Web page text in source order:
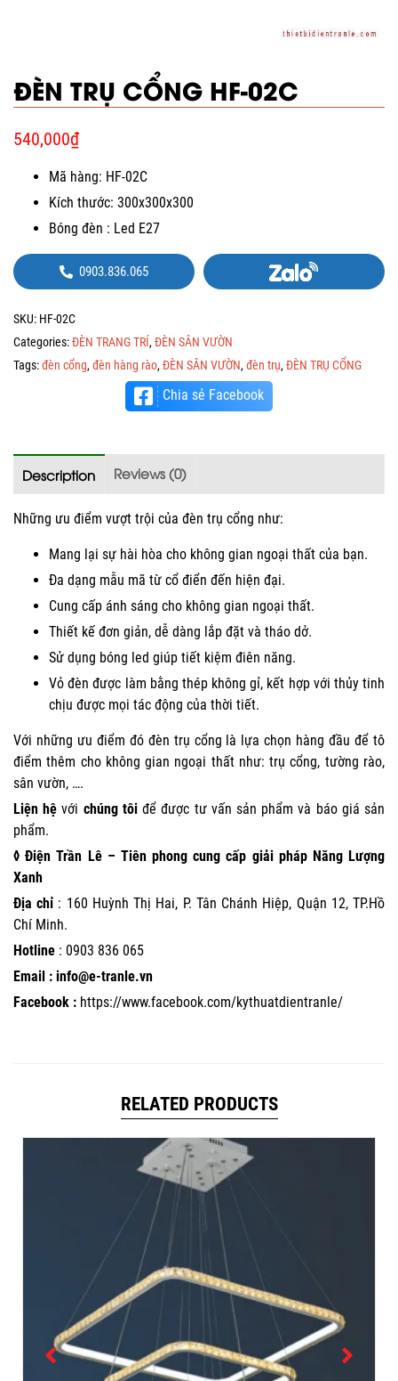
ĐÈN TRỤ CỔNG HF-02C
540,000₫
Mã hàng: HF-02C
Kích thước: 300x300x300
Bóng đèn : Led E27
0903.836.065
SKU: HF-02C
Categories:ĐÈN TRANG TRÍ, ĐÈN SÂN VƯỜN
Tags:đèn cổng, đèn hàng rào, ĐÈN SÂN VƯỜN, đèn trụ, ĐÈN TRỤ CỔNG
Chia sẻ Facebook
Description Reviews (0)
Những ưu điểm vượt trội của đèn trụ cổng như:
Mang lại sự hài hòa cho không gian ngoại thất của bạn.
Đa dạng mẫu mã từ cổ điển đến hiện đại.
Cung cấp ánh sáng cho không gian ngoại thất.
Thiết kế đơn giản, dễ dàng lắp đặt và tháo dở.
Sử dụng bóng led giúp tiết kiệm điên năng.
Vỏ đèn được làm bằng thép không gỉ, kết hợp với thủy tinh
chịu được mọi tác động của thời tiết.
Với những ưu điểm đó đèn trụ cổng là lựa chọn hàng đầu để tô
điểm thêm cho không gian ngoại thất như: trụ cổng, tường rào,
sân vườn, ….
Liện hệ với chúng tôi để được tư vấn sản phẩm và báo giá sản
phẩm.
◊ Điện Trần Lê – Tiên phong cung cấp giải pháp Năng Lượng
Xanh
Địa chỉ : 160 Huỳnh Thị Hai, P. Tân Chánh Hiệp, Quận 12, TP.Hồ
Chí Minh.
Hotline : 0903 836 065
Email : info@e-tranle.vn
Facebook : https://www.facebook.com/kythuatdientranle/
RELATED PRODUCTS